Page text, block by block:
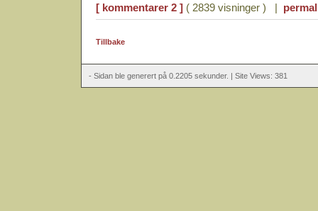
[ kommentarer 2 ] ( 2839 visninger ) |
Tillbake
- Sidan ble generert på 0.2205 sekunder. | Site Views: 381